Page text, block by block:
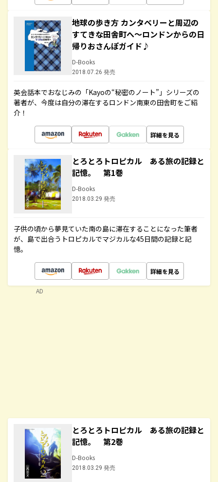
地球の歩き方 カンタベリーと周辺の
すてきな田舎町へ～ロンドンからの日
帰りおさんぽガイド♪
D-Books
2018.07.26 発売
英会話本でおなじみの「Kayoの“秘密のノート”」シリーズの
著者が、今度は自分の滞在するロンドン南東の田舎町をご紹
介！
詳細を見る
とろとろトロピカル ある旅の記録と
記憶。 第1巻
D-Books
2018.03.29 発売
子供の頃から夢見ていた南の島に滞在することになった筆者
が、島で出合うトロピカルでマジカルな45日間の記録と記
憶。
詳細を見る
とろとろトロピカル ある旅の記録と
記憶。 第2巻
D-Books
2018.03.29 発売
AD